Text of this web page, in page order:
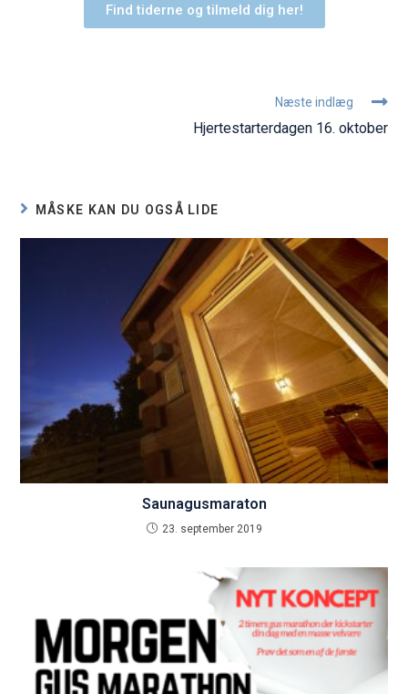
Find tiderne og tilmeld dig her!
Næste indlæg
Hjertestarterdagen 16. oktober
MÅSKE KAN DU OGSÅ LIDE
Saunagusmaraton
23. september 2019